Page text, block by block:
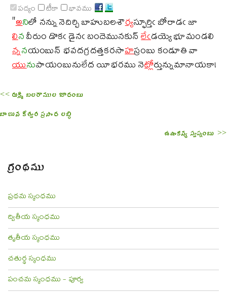
పద్యం టీకా భావము Share
on
Facebook
on
Twitter
"అనిలో నన్ను నెదిర్చి బాహుబలశౌర్యస్ఫూర్తిఁ బోరాడఁ జా
లినవీరుం డొకఁ డైనఁ బందెమునకున్లేఁడయ్యె భూమండలి
న్ననయంబున్ భవదగ్రదత్తకరసాహస్రంబు కండూతి వా
యునుపాయంబునులేద యీభరము నెట్లోర్తున్నుమానాయకా!
<< రుక్మి బలరాముల జూదంబు
బాణున కీశ్వర ప్రసాద లబ్ధి
ఉషాకన్య స్వప్నంబు >>
గ్రంథము
ప్రథమ స్కంధము
ద్వితీయ స్కంధము
తృతీయ స్కంధము
చతుర్థ స్కంధము
పంచమ స్కంధము - పూర్వ